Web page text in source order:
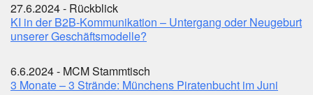
27.6.2024 - Rückblick
KI in der B2B-Kommunikation – Untergang oder Neugeburt
unserer Geschäftsmodelle?
6.6.2024 - MCM Stammtisch
3 Monate – 3 Strände: Münchens Piratenbucht im Juni